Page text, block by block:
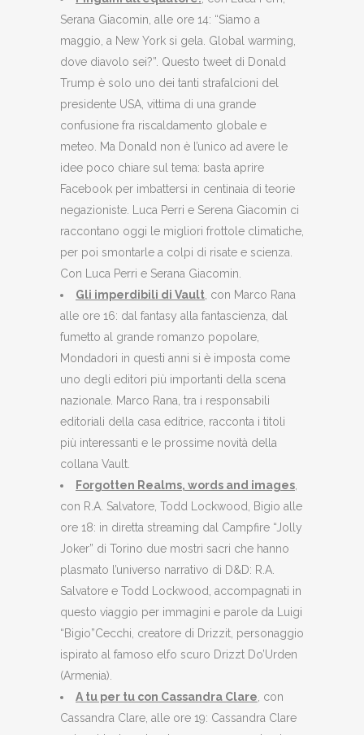
Serana Giacomin, alle ore 14: “Siamo a
maggio, a New York si gela. Global warming,
dove diavolo sei?”. Questo tweet di Donald
Trump è solo uno dei tanti strafalcioni del
presidente USA, vittima di una grande
confusione fra riscaldamento globale e
meteo. Ma Donald non è l’unico ad avere le
idee poco chiare sul tema: basta aprire
Facebook per imbattersi in centinaia di teorie
negazioniste. Luca Perri e Serena Giacomin ci
raccontano oggi le migliori frottole climatiche,
per poi smontarle a colpi di risate e scienza.
Con Luca Perri e Serana Giacomin.
Gli imperdibili di Vault , con Marco Rana
alle ore 16: dal fantasy alla fantascienza, dal
fumetto al grande romanzo popolare,
Mondadori in questi anni si è imposta come
uno degli editori più importanti della scena
nazionale. Marco Rana, tra i responsabili
editoriali della casa editrice, racconta i titoli
più interessanti e le prossime novità della
collana Vault.
Forgotten Realms, words and images
con R.A. Salvatore, Todd Lockwood, Bigio alle
ore 18: in diretta streaming dal Campfire “Jolly
Joker” di Torino due mostri sacri che hanno
plasmato l’universo narrativo di D&D: R.A.
Salvatore e Todd Lockwood, accompagnati in
questo viaggio per immagini e parole da Luigi
“Bigio”Cecchi, creatore di Drizzit, personaggio
ispirato al famoso elfo scuro Drizzt Do’Urden
(Armenia).
A tu per tu con Cassandra Clare , con
Cassandra Clare, alle ore 19: Cassandra Clare